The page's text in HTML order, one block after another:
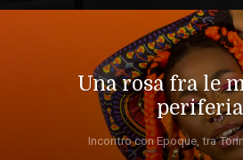
Una rosa fra le
periferia
Incontro con Epoque, tra